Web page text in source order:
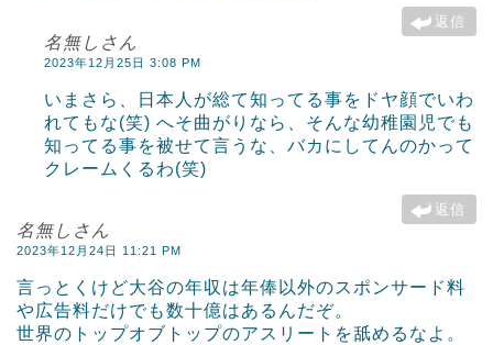
返信
名無しさん
2023年12月25日 3:08 PM
いまさら、日本人が総て知ってる事をドヤ顔でいわ
れてもな(笑) へそ曲がりなら、そんな幼稚園児でも
知ってる事を被せて言うな、バカにしてんのかって
クレームくるわ(笑)
返信
名無しさん
2023年12月24日 11:21 PM
言っとくけど大谷の年収は年俸以外のスポンサード料
や広告料だけでも数十億はあるんだぞ。
世界のトップオブトップのアスリートを舐めるなよ。